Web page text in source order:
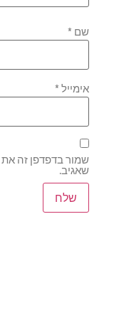
שם*
אימייל*
שמור בדפדפן זה
שאגיב.